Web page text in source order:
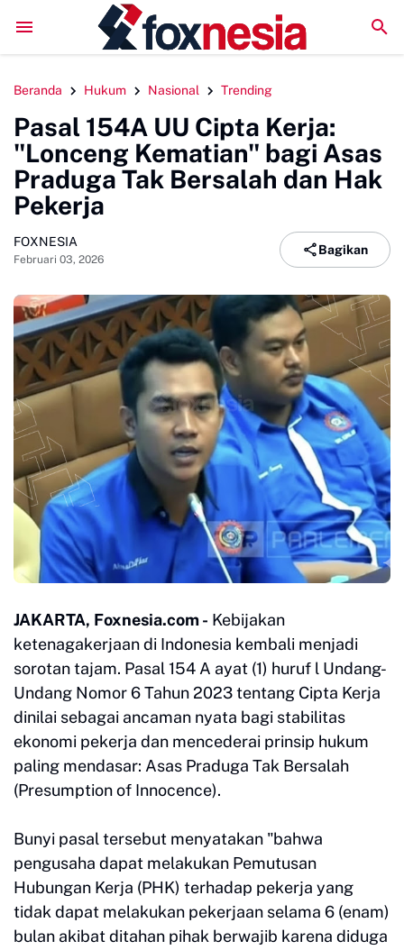
LPM Penalaran UNM Gelar Sidang Pleno, Evaluasi Kinerja
Beranda Hukum Nasional Trending
Pasal 154A UU Cipta Kerja:
"Lonceng Kematian" bagi Asas
Praduga Tak Bersalah dan Hak
Pekerja
FOXNESIA
Februari 03, 2026
Bagikan
JAKARTA, Foxnesia.com - Kebijakan
ketenagakerjaan di Indonesia kembali menjadi
sorotan tajam. Pasal 154 A ayat (1) huruf l Undang-
Undang Nomor 6 Tahun 2023 tentang Cipta Kerja
dinilai sebagai ancaman nyata bagi stabilitas
ekonomi pekerja dan mencederai prinsip hukum
paling mendasar: Asas Praduga Tak Bersalah
(Presumption of Innocence).
Bunyi pasal tersebut menyatakan "bahwa
pengusaha dapat melakukan Pemutusan
Hubungan Kerja (PHK) terhadap pekerja yang
tidak dapat melakukan pekerjaan selama 6 (enam)
bulan akibat ditahan pihak berwajib karena diduga